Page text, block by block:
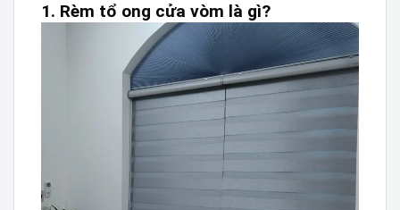
1. Rèm tổ ong cửa vòm là gì?